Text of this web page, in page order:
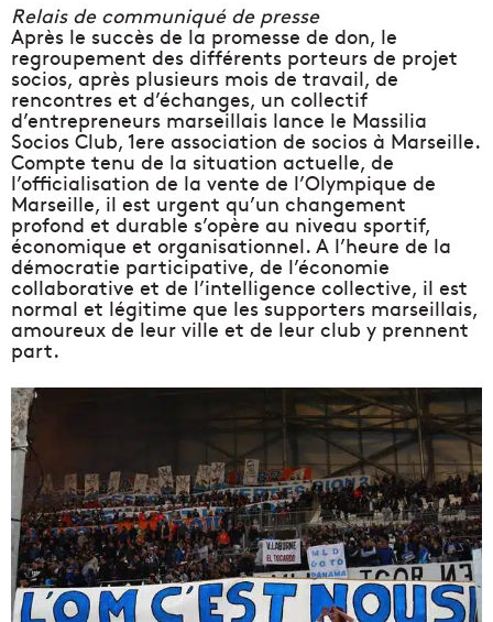
Relais de communiqué de presse
Après le succès de la promesse de don, le
regroupement des différents porteurs de projet
socios, après plusieurs mois de travail, de
rencontres et d’échanges, un collectif
d’entrepreneurs marseillais lance le Massilia
Socios Club, 1ere association de socios à Marseille.
Compte tenu de la situation actuelle, de
l’officialisation de la vente de l’Olympique de
Marseille, il est urgent qu’un changement
profond et durable s’opère au niveau sportif,
économique et organisationnel. A l’heure de la
démocratie participative, de l’économie
collaborative et de l’intelligence collective, il est
normal et légitime que les supporters marseillais,
amoureux de leur ville et de leur club y prennent
part.